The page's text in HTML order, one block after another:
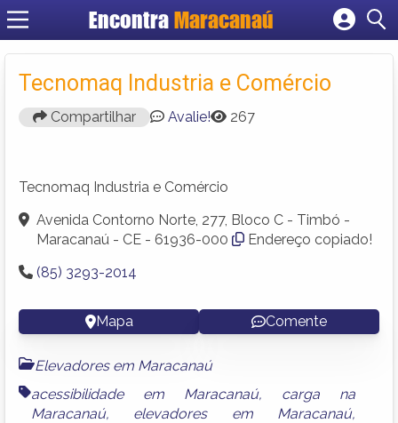
Encontra Maracanaú
Cadastrar empresa
Criar conta
Tecnomaq Industria e Comércio
Compartilhar Avalie! 267
Tecnomaq Industria e Comércio
Avenida Contorno Norte, 277, Bloco C - Timbó -
Maracanaú - CE - 61936-000
Endereço copiado!
(85) 3293-2014
Mapa Comente
Elevadores em Maracanaú
acessibilidade em Maracanaú, carga na
Maracanaú, elevadores em Maracanaú,